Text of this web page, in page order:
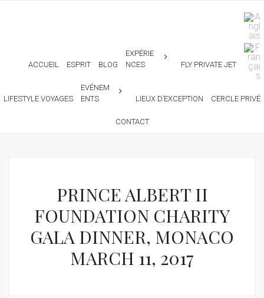
ACCUEIL ESPRIT BLOG
EXPÉRIE
NCES
FLY PRIVATE JET
LIFESTYLE VOYAGES
EVÉNEM
ENTS
LIEUX D’EXCEPTION CERCLE PRIVÉ
CONTACT
PRINCE ALBERT II
FOUNDATION CHARITY
GALA DINNER, MONACO
MARCH 11, 2017